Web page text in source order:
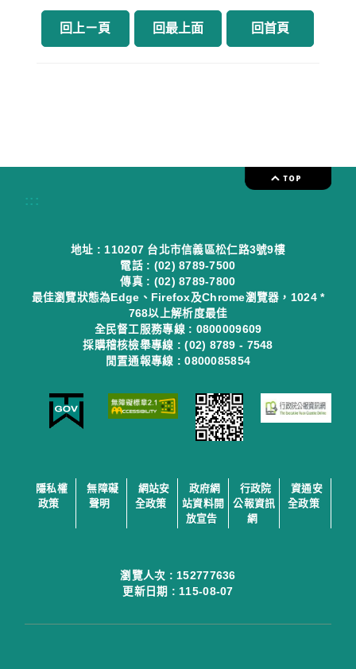
回上ㄧ頁 回最上面 回首頁
:::
地址 : 110207 台北市信義區松仁路3號9樓
電話 : (02) 8789-7500
傳真 : (02) 8789-7800
最佳瀏覽狀態為Edge、Firefox及Chrome瀏覽器，1024 *
768以上解析度最佳
全民督工服務專線 : 0800009609
採購稽核檢舉專線 : (02) 8789 - 7548
閒置通報專線 : 0800085854
隱私權
政策
無障礙
聲明
網站安
全政策
政府網
站資料開
放宣告
行政院
公報資訊
網
資通安
全政策
瀏覽人次 :152777636
更新日期 :115-08-07